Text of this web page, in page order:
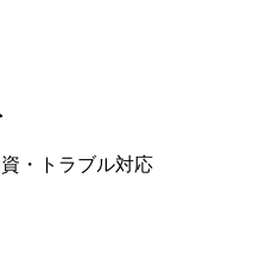
・トラブル対応